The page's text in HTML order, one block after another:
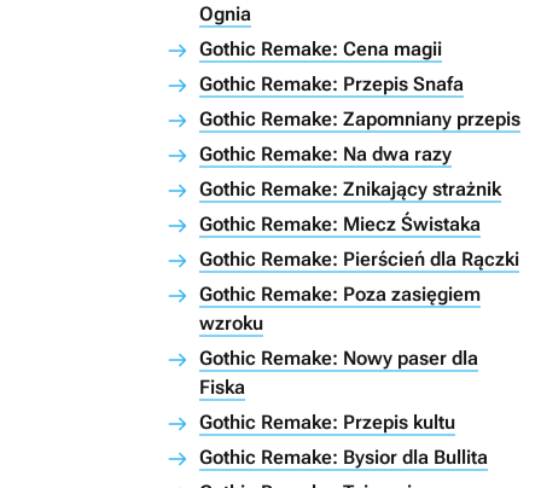
Ognia
Gothic Remake: Cena magii
Gothic Remake: Przepis Snafa
Gothic Remake: Zapomniany przepis
Gothic Remake: Na dwa razy
Gothic Remake: Znikający strażnik
Gothic Remake: Miecz Świstaka
Gothic Remake: Pierścień dla Rączki
Gothic Remake: Poza zasięgiem
wzroku
Gothic Remake: Nowy paser dla
Fiska
Gothic Remake: Przepis kultu
Gothic Remake: Bysior dla Bullita